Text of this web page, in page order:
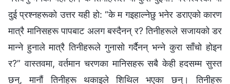
दुई प्रश्‍नहरूको उत्तर यही हो: “के म गइहाल्‍नेछु भनेर डराएको कारण
मात्रै मानिसहरू पापबाट अलग बस्दैनन् र? तिनीहरूले सजायको डर
मान्‍ने हुनाले मात्रै तिनीहरूले गुनासो गर्दैनन् भन्‍ने कुरा साँचो होइन
र?” वास्तवमा, वर्तमान चरणका मानिसहरू सबै केही हदसम्‍म सुस्त
छन्, मानौं तिनीहरू थकाइले शिथिल भएका छन्। तिनीहरू